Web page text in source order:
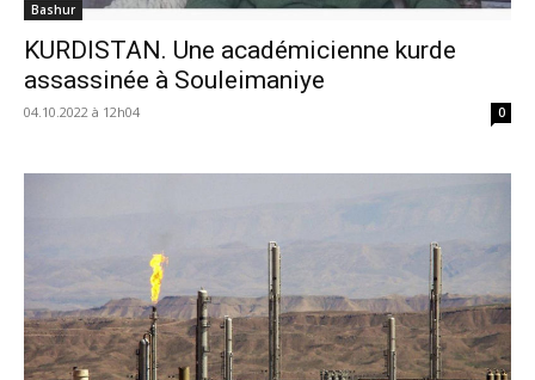
Bashur
KURDISTAN. Une académicienne kurde
assassinée à Souleimaniye
04.10.2022 à 12h04 0